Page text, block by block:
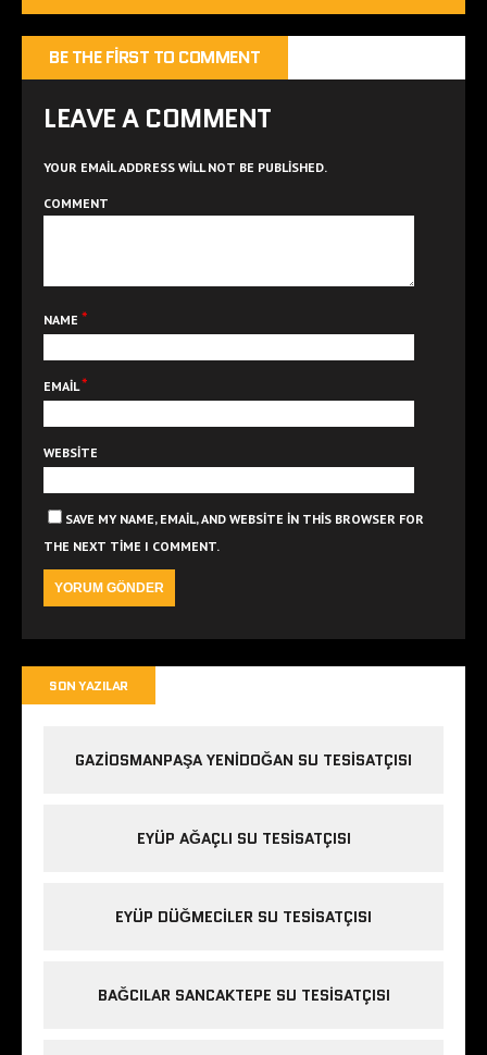
BE THE FIRST TO COMMENT
LEAVE A COMMENT
YOUR EMAIL ADDRESS WILL NOT BE PUBLISHED.
COMMENT
NAME *
EMAIL*
WEBSITE
SAVE MY NAME, EMAIL, AND WEBSITE IN THIS BROWSER FOR
THE NEXT TIME I COMMENT.
SON YAZILAR
GAZIOSMANPAŞA YENIDOĞAN SU TESISATÇISI
EYÜP AĞAÇLI SU TESISATÇISI
EYÜP DÜĞMECILER SU TESISATÇISI
BAĞCILAR SANCAKTEPE SU TESISATÇISI